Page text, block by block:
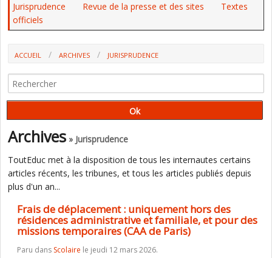
Jurisprudence
Revue de la presse et des sites
Textes
officiels
ACCUEIL ARCHIVES
JURISPRUDENCE
ADMINISTRATIVE ET FAMILIALE, ET POUR DES MISSIONS TEMPORAIRES
(CAA DE PARIS)
Archives » Jurisprudence
ToutEduc met à la disposition de tous les internautes certains
articles récents, les tribunes, et tous les articles publiés depuis
plus d'un an...
Frais de déplacement : uniquement hors des
résidences administrative et familiale, et pour des
missions temporaires (CAA de Paris)
Paru dans Scolaire le jeudi 12 mars 2026.